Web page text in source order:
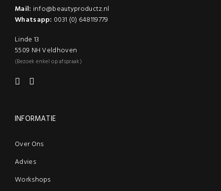
productpagina
Mail: info@beautyproductz.nl
Whatsapp: 0031 (0) 648119779
Linde 13
5509 NH Veldhoven
(Bezoek enkel op afspraak)
INFORMATIE
Over Ons
Advies
Workshops